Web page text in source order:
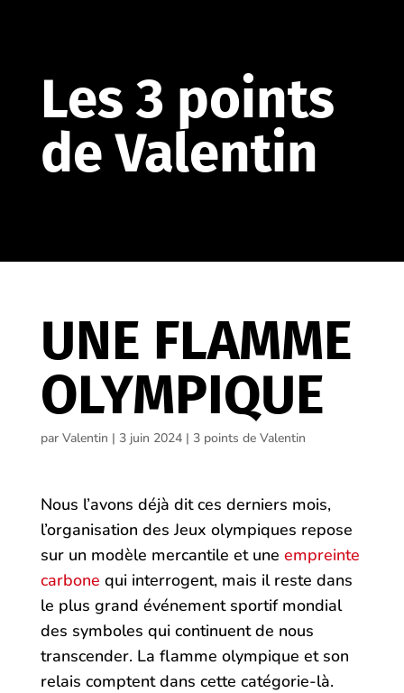
Les 3 points
de Valentin
UNE FLAMME
OLYMPIQUE
par Valentin | 3 juin 2024| 3 points de Valentin
Nous l’avons déjà dit ces derniers mois,
l’organisation des Jeux olympiques repose
sur un modèle mercantile et une empreinte
carbone qui interrogent, mais il reste dans
le plus grand événement sportif mondial
des symboles qui continuent de nous
transcender. La flamme olympique et son
relais comptent dans cette catégorie-là.